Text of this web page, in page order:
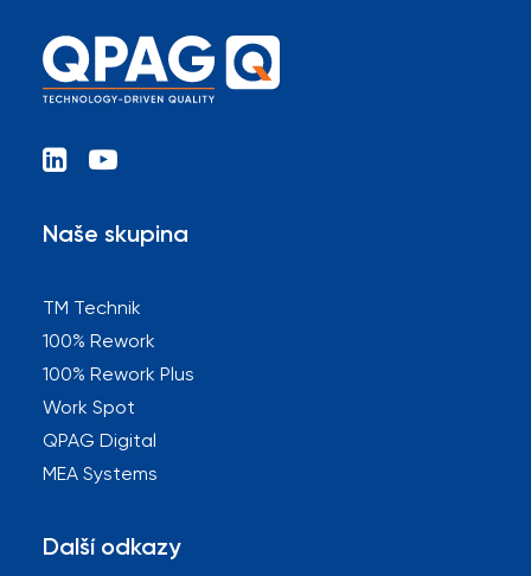
Naše skupina
TM Technik
100% Rework
100% Rework Plus
Work Spot
QPAG Digital
MEA Systems
Další odkazy